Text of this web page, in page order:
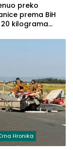
preko
prema BiH
kilograma
Hronika